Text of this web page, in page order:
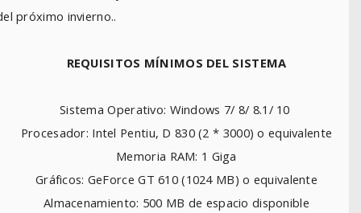
próximo invierno..
REQUISITOS MÍNIMOS DEL SISTEMA
Sistema Operativo: Windows 7/ 8/ 8.1/ 10
Procesador: Intel Pentiu, D 830 (2 * 3000) o equivalente
Memoria RAM: 1 Giga
Gráficos: GeForce GT 610 (1024 MB) o equivalente
Almacenamiento: 500 MB de espacio disponible